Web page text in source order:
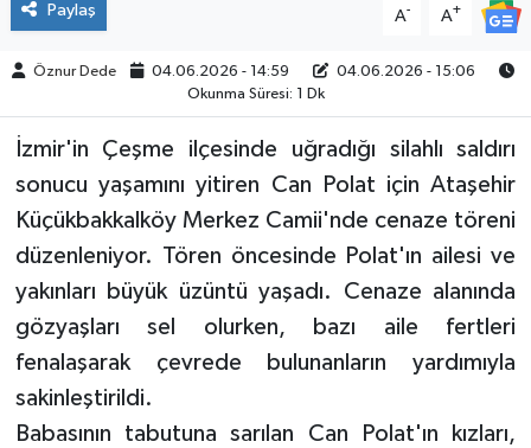
Paylaş A- A+
Öznur Dede 04.06.2026 - 14:59
04.06.2026 - 15:06
Okunma Süresi: 1 Dk
İzmir'in Çeşme ilçesinde uğradığı silahlı saldırı
sonucu yaşamını yitiren Can Polat için Ataşehir
Küçükbakkalköy Merkez Camii'nde cenaze töreni
düzenleniyor. Tören öncesinde Polat'ın ailesi ve
yakınları büyük üzüntü yaşadı. Cenaze alanında
gözyaşları sel olurken, bazı aile fertleri
fenalaşarak çevrede bulunanların yardımıyla
sakinleştirildi.
Babasının tabutuna sarılan Can Polat'ın kızları,